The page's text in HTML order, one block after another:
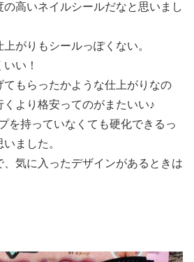
高いネイルシールだなと思いまし
がりもシールっぽくない。
い！
てもらったかような仕上がりなの
より格安ってのがまたいい♪
を持っていなくても硬化できるっ
ました。
気に入ったデザインがあるときは